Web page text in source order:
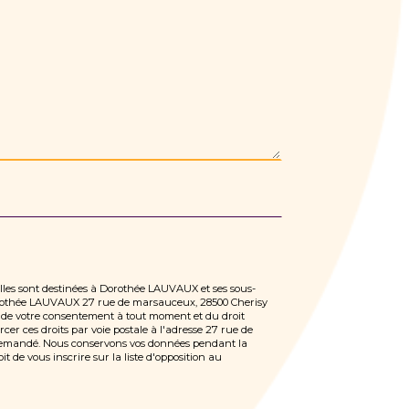
sont destinées à Dorothée LAUVAUX et ses sous-
LAUVAUX 27 rue de marsauceux, 28500 Cherisy
de votre consentement à tout moment et du droit
ces droits par voie postale à l'adresse 27 rue de
Nous conservons vos données pendant la
de vous inscrire sur la liste d'opposition au